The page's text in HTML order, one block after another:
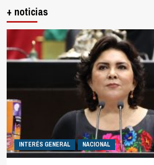
+ noticias
INTERÉS GENERAL NACIONAL